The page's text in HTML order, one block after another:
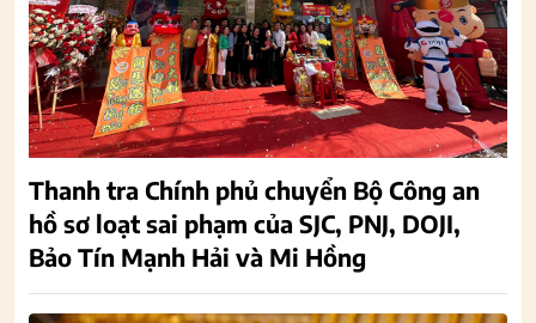
Thanh tra Chính phủ chuyển Bộ Công an
hồ sơ loạt sai phạm của SJC, PNJ, DOJI,
Bảo Tín Mạnh Hải và Mi Hồng